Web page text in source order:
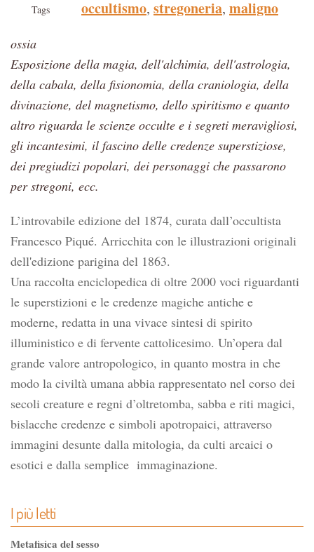
Tags occultismo, stregoneria, maligno
ossia
Esposizione della magia, dell'alchimia, dell'astrologia,
della cabala, della fisionomia, della craniologia, della
divinazione, del magnetismo, dello spiritismo e quanto
altro riguarda le scienze occulte e i segreti meravigliosi,
gli incantesimi, il fascino delle credenze superstiziose,
dei pregiudizi popolari, dei personaggi che passarono
per stregoni, ecc.
L’introvabile edizione del 1874, curata dall’occultista
Francesco Piqué. Arricchita con le illustrazioni originali
dell'edizione parigina del 1863.
Una raccolta enciclopedica di oltre 2000 voci riguardanti
le superstizioni e le credenze magiche antiche e
moderne, redatta in una vivace sintesi di spirito
illuministico e di fervente cattolicesimo. Un’opera dal
grande valore antropologico, in quanto mostra in che
modo la civiltà umana abbia rappresentato nel corso dei
secoli creature e regni d’oltretomba, sabba e riti magici,
bislacche credenze e simboli apotropaici, attraverso
immagini desunte dalla mitologia, da culti arcaici o
esotici e dalla semplice immaginazione.
I più letti
Metafisica del sesso